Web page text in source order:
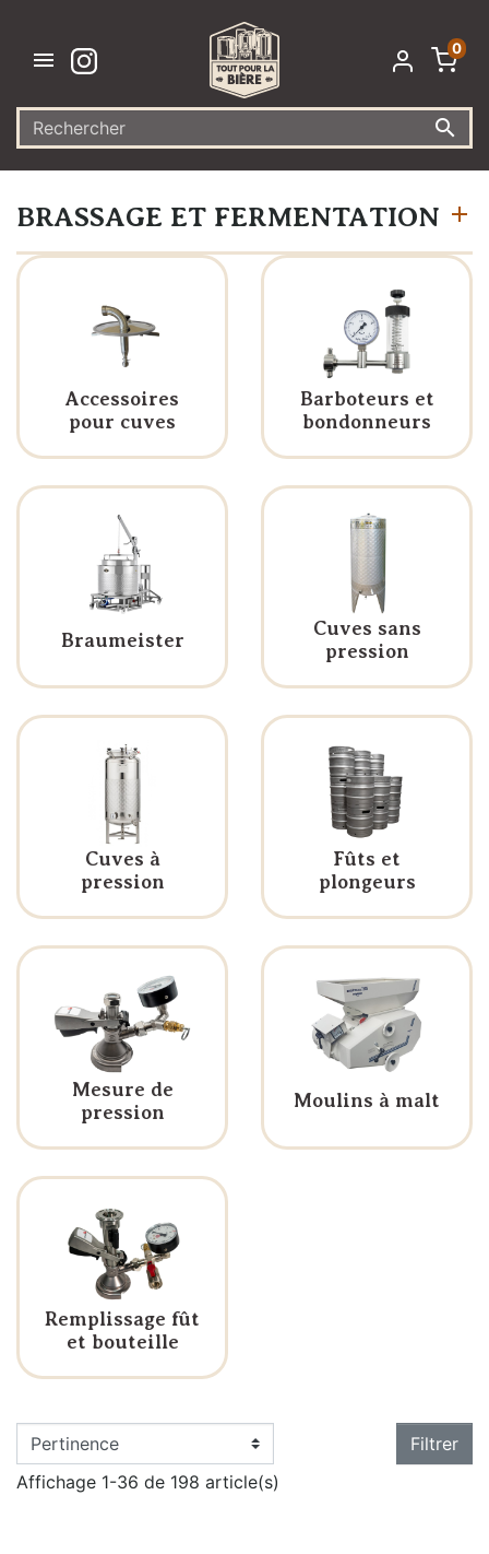


0
BRASSAGE ET FERMENTATION
Accessoires
pour cuves
Barboteurs et
bondonneurs
Braumeister
Cuves sans
pression
Cuves à
pression
Fûts et
plongeurs
Mesure de
pression
Moulins à malt
Remplissage fût
et bouteille
Filtrer
Affichage 1-36 de 198 article(s)